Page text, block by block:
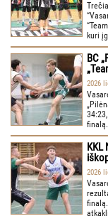
kuri
BC
2026
KKL
2026